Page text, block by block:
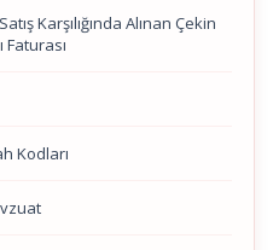
Karşılığında Alınan Çekin
Faturası
Kodları